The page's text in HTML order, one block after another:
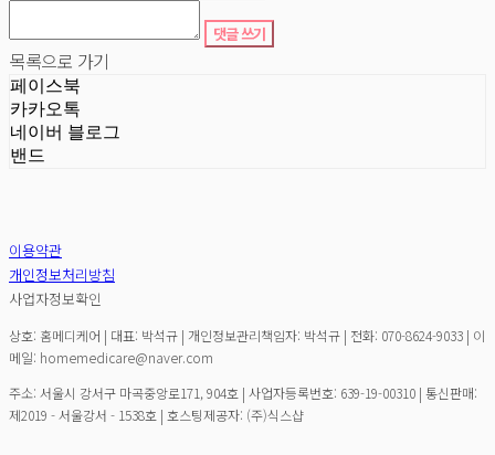
댓글 쓰기
목록으로 가기
페이스북
카카오톡
네이버 블로그
밴드
이용약관
개인정보처리방침
사업자정보확인
상호: 홈메디케어 | 대표: 박석규 | 개인정보관리책임자: 박석규 | 전화: 070-8624-9033 | 이
메일: homemedicare@naver.com
주소: 서울시 강서구 마곡중앙로171, 904호 | 사업자등록번호: 639-19-00310 | 통신판매:
제2019 - 서울강서 - 1538호 | 호스팅제공자: (주)식스샵